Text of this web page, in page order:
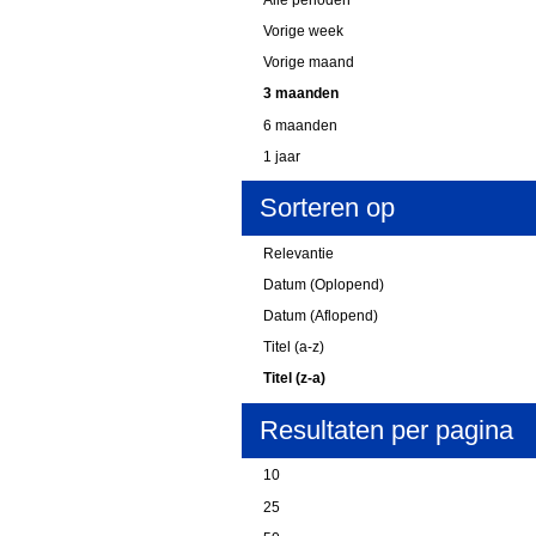
Vorige week
Vorige maand
3 maanden
6 maanden
1 jaar
Sorteren op
Relevantie
Datum (Oplopend)
Datum (Aflopend)
Titel (a-z)
Titel (z-a)
Resultaten per pagina
10
25